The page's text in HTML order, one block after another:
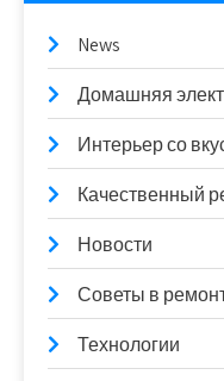
News
Домашняя
Интерьер со
Качественный
Новости
Советы в
Технологии